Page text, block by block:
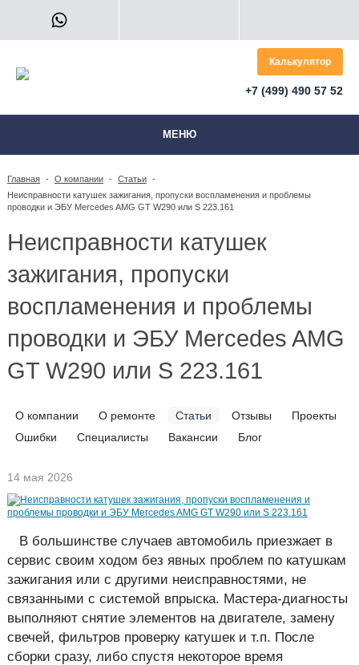
Калькулятор
+7 (499) 490 57 52
МЕНЮ
Главная - О компании - Статьи -
Неисправности катушек зажигания, пропуски воспламенения и проблемы
проводки и ЭБУ Mercedes AMG GT W290 или S 223.161
Неисправности катушек
зажигания, пропуски
воспламенения и проблемы
проводки и ЭБУ Mercedes AMG
GT W290 или S 223.161
О компании О ремонте Статьи Отзывы
Проекты
Ошибки
Специалисты Вакансии Блог
14 мая 2026
В большинстве случаев автомобиль приезжает в
сервис своим ходом без явных проблем по катушкам
зажигания или с другими неисправностями, не
связанными с системой впрыска. Мастера-диагносты
выполняют снятие элементов на двигателе, замену
свечей, фильтров проверку катушек и т.п. После
сборки сразу, либо спустя некоторое время